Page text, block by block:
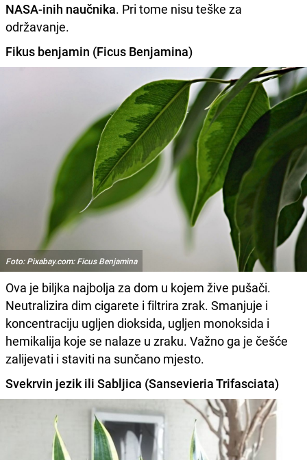
NASA-inih naučnika. Pri tome nisu teške za
održavanje.
Fikus benjamin (Ficus Benjamina)
Foto: Pixabay.com: Ficus Benjamina
Ova je biljka najbolja za dom u kojem žive pušači.
Neutralizira dim cigarete i filtrira zrak. Smanjuje i
koncentraciju ugljen dioksida, ugljen monoksida i
hemikalija koje se nalaze u zraku. Važno ga je češće
zalijevati i staviti na sunčano mjesto.
Svekrvin jezik ili Sabljica (Sansevieria Trifasciata)